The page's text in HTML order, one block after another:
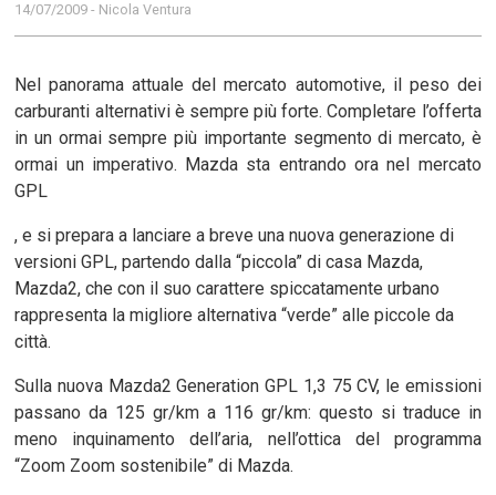
14/07/2009 - Nicola Ventura
Nel panorama attuale del mercato automotive, il peso dei
carburanti alternativi è sempre più forte. Completare l’offerta
in un ormai sempre più importante segmento di mercato, è
ormai un imperativo. Mazda sta entrando ora nel mercato
GPL
, e si prepara a lanciare a breve una nuova generazione di
versioni GPL, partendo dalla “piccola” di casa Mazda,
Mazda2, che con il suo carattere spiccatamente urbano
rappresenta la migliore alternativa “verde” alle piccole da
città.
Sulla nuova Mazda2 Generation GPL 1,3 75 CV, le emissioni
passano da 125 gr/km a 116 gr/km: questo si traduce in
meno inquinamento dell’aria, nell’ottica del programma
“Zoom Zoom sostenibile” di Mazda.